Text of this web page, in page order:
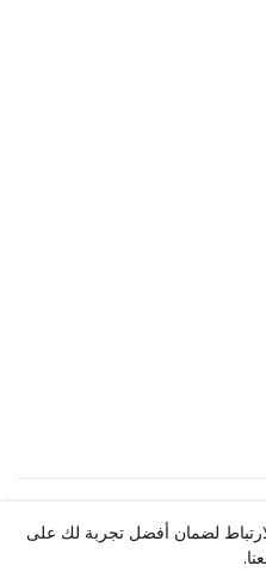
محفوظة.لضمان أفضل تجربة لك على